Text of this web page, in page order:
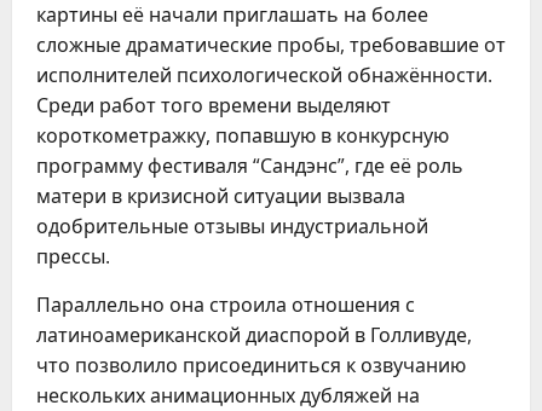
картины её начали приглашать на более
сложные драматические пробы, требовавшие от
исполнителей психологической обнажённости.
Среди работ того времени выделяют
короткометражку, попавшую в конкурсную
программу фестиваля “Сандэнс”, где её роль
матери в кризисной ситуации вызвала
одобрительные отзывы индустриальной
прессы.
Параллельно она строила отношения с
латиноамериканской диаспорой в Голливуде,
что позволило присоединиться к озвучанию
нескольких анимационных дубляжей на